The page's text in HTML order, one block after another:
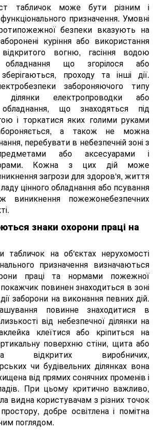
табличок може бути різним і
призначення. Умовні
безпеки вказують на
куріння або використання
вогню, гасіння водою
обладнання що згорілося або
проходу та інші дії.
забороняючого типу
електропроводки або
обладнання, що знаходяться під
і торкатися яких голими руками
а також не можна
перебувати в небезпечній зоні з
або аксесуарами і
Кожна з цих дій може
загрози для здоров'я, життя
цінного обладнання або псування
виникнення пожежонебезпечних
знаки охорони праці на
табличок на об'єктах нерухомості
призначення визначаються
праці та нормами пожежної
повинен знаходиться в зоні
заборони на виконання певних дій.
повинне знаходитися в
від небезпечної ділянки на
клеїтися або кріпиться на
поверхню стіни, щита або
відкритих виробничих,
чи будівельних ділянках вона
від прямих сонячних променів і
При цьому критично важливо,
видна користувачам з різних точок
добре освітлена і помітна
поглядом.